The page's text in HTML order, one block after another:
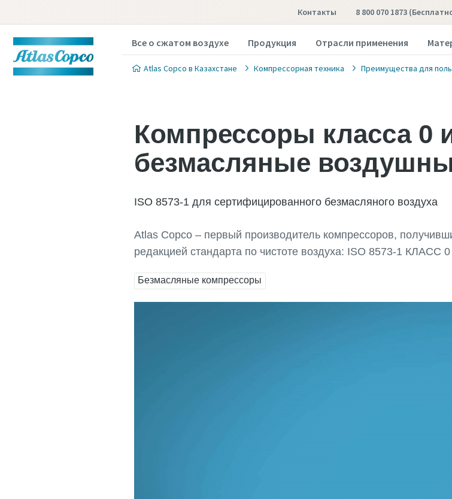
Контакты 8 800 070 1873
Все о сжатом воздухе Продукция Отрасли применения
Atlas Copco в Казахстане Компрессорная техника Преимущества для
Компрессоры класса 0
безмасляные
ISO 8573-1 для сертифицированного безмасляного воздуха
Atlas Copco – первый производитель компрессоров,
редакцией стандарта по чистоте воздуха: ISO 8573-1 КЛАСС
Безмасляные компрессоры